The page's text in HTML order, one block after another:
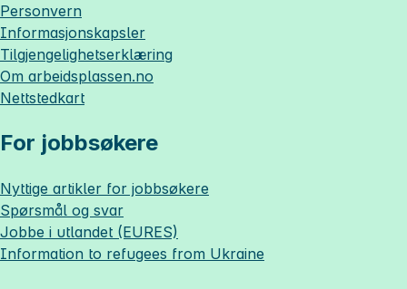
Personvern
Informasjonskapsler
Tilgjengelighetserklæring
Om arbeidsplassen.no
Nettstedkart
For jobbsøkere
Nyttige artikler for jobbsøkere
Spørsmål og svar
Jobbe i utlandet (EURES)
Information to refugees from Ukraine